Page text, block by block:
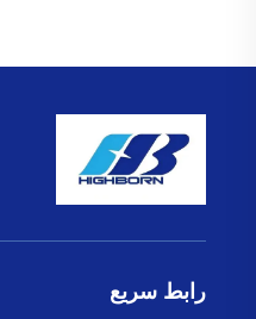
رابط سريع